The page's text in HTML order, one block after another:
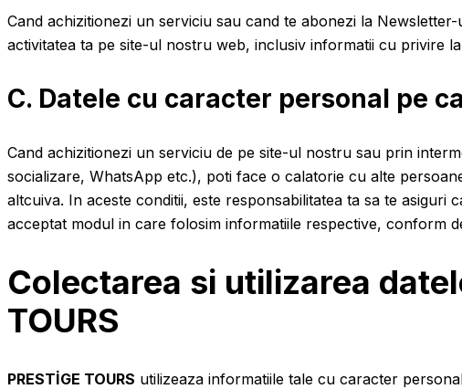
Cand achizitionezi un serviciu sau cand te abonezi la
activitatea ta pe site-ul nostru web, inclusiv informatii cu privire
C. Datele cu caracter personal pe
Cand achizitionezi un serviciu de pe site-ul nostru sau prin
socializare, WhatsApp etc.), poti face o calatorie cu alte
altcuiva. In aceste conditii, este responsabilitatea ta sa te
acceptat modul in care folosim informatiile respective, conform
Colectarea si utilizarea
TOURS
PRESTİGE TOURS utilizeaza informatiile tale cu caracter